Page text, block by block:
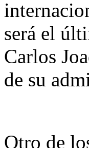
será el
Carlos
de su
Otro de